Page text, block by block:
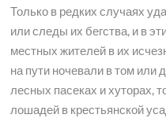
Только в редких случаях
или следы их бегства, и в
местных жителей в их
на пути ночевали в том или
лесных пасеках и хуторах,
лошадей в крестьянской